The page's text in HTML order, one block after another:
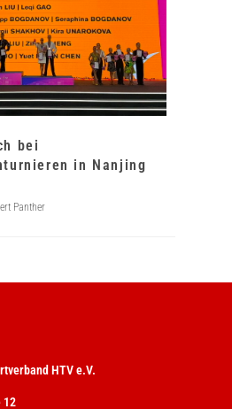
bei
in Nanjing
Panther
HTV e.V.
12